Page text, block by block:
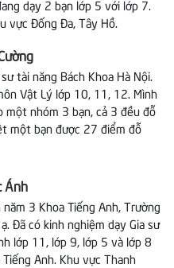
dạy 2 bạn lớp 5 với lớp 7.
vực Đống Đa, Tây Hồ.
tài năng Bách Khoa Hà Nội.
Vật Lý lớp 10, 11, 12. Mình
một nhóm 3 bạn, cả 3 đều đỗ
một bạn được 27 điểm đỗ
Ánh
năm 3 Khoa Tiếng Anh, Trường
Đã có kinh nghiệm dạy Gia sư
lớp 11, lớp 9, lớp 5 và lớp 8
Anh. Khu vực Thanh